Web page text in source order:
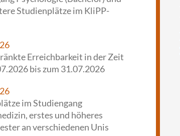
Studienplätze im KliPP-
Erreichbarkeit in der Zeit
bis zum 31.07.2026
im Studiengang
erstes und höheres
an verschiedenen Unis